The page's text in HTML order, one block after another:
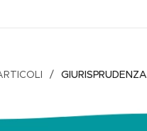
GIURISPRUDENZA